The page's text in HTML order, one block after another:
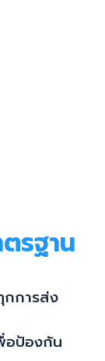
รฐาน
กการส่ง
อป้องกัน